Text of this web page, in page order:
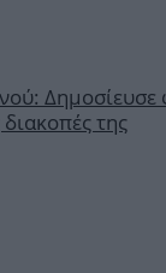
διακοπές της